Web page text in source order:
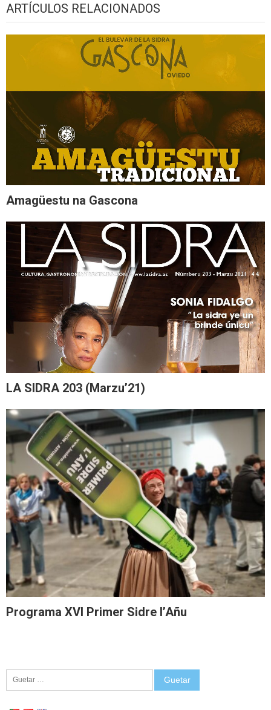
ARTÍCULOS RELACIONADOS
Amagüestu na Gascona
LA SIDRA 203 (Marzu’21)
Programa XVI Primer Sidre l’Añu